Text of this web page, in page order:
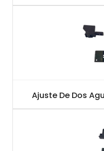
Ajuste De Dos